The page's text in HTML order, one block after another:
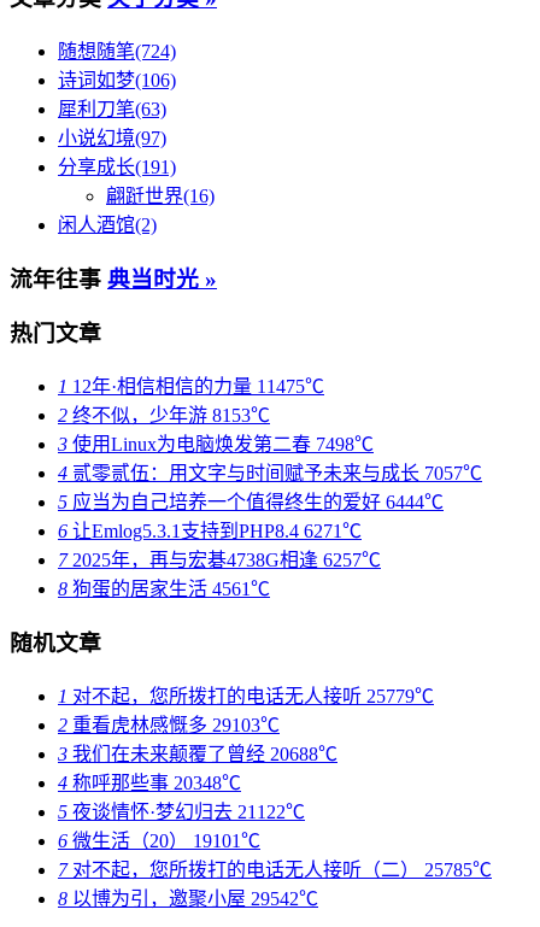
随想随笔(724)
诗词如梦(106)
犀利刀笔(63)
小说幻境(97)
分享成长(191)
翩跹世界(16)
闲人酒馆(2)
流年往事 典当时光 »
热门文章
1 12年·相信相信的力量 11475℃
2 终不似，少年游 8153℃
3 使用Linux为电脑焕发第二春 7498℃
4 贰零贰伍：用文字与时间赋予未来与成长 7057℃
5 应当为自己培养一个值得终生的爱好 6444℃
6 让Emlog5.3.1支持到PHP8.4 6271℃
72025年，再与宏碁4738G相逢 6257℃
8 狗蛋的居家生活 4561℃
随机文章
1 对不起，您所拨打的电话无人接听 25779℃
2 重看虎林感慨多 29103℃
3 我们在未来颠覆了曾经 20688℃
4 称呼那些事 20348℃
5 夜谈情怀·梦幻归去 21122℃
6 微生活（20） 19101℃
7对不起，您所拨打的电话无人接听（二） 25785℃
8 以博为引，邀聚小屋 29542℃